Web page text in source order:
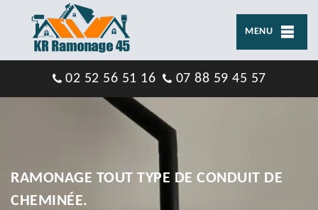
MENU
02 52 56 51 16 07 88 59 45 57
RAMONAGE TOUT TYPE DE CONDUIT DE
CHEMINÉE.